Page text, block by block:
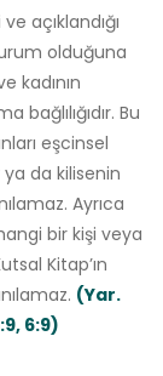
açıklandığı
olduğuna
kadının
Bu
eşcinsel
da kilisenin
Ayrıca
bir kişi veya
Kitap’ın
(Yar.
6:9)